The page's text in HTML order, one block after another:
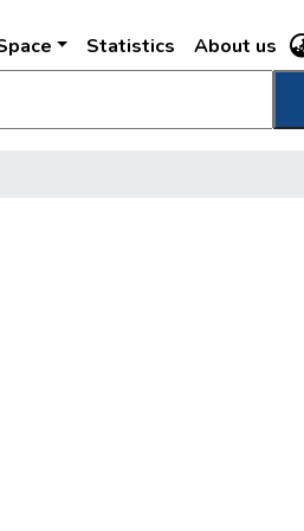
Statistics About us